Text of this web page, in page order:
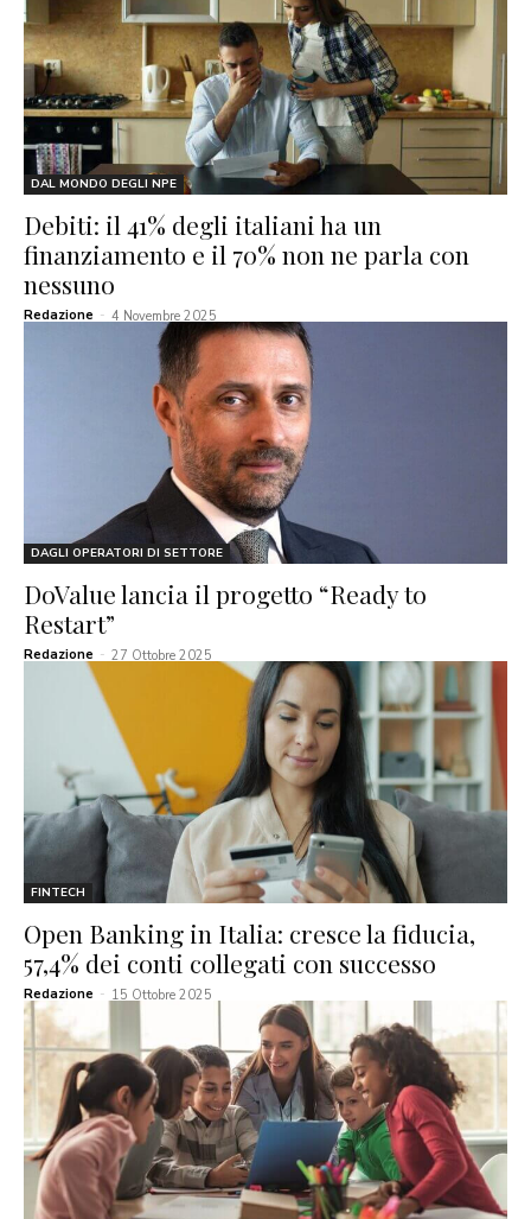
DAL MONDO DEGLI NPE
Debiti: il 41% degli italiani ha un
finanziamento e il 70% non ne parla con
nessuno
Redazione - 4 Novembre 2025
DAGLI OPERATORI DI SETTORE
DoValue lancia il progetto “Ready to
Restart”
Redazione - 27 Ottobre 2025
FINTECH
Open Banking in Italia: cresce la fiducia,
57,4% dei conti collegati con successo
Redazione - 15 Ottobre 2025